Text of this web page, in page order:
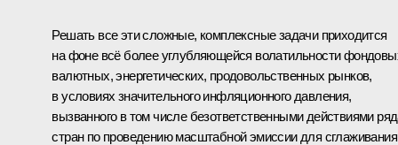
Решать все эти сложные, комплексные задачи приходится
на фоне всё более углубляющейся волатильности
валютных, энергетических, продовольственных рынков,
в условиях значительного инфляционного давления,
вызванного в том числе безответственными действиями
стран по проведению масштабной эмиссии для сглаживания